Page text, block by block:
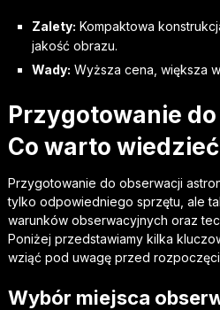
Zalety: Kompaktowa
jakość obrazu.
Wady: Wyższa cena, większa
Przygotowanie
Co warto
Przygotowanie do obserwacji
tylko odpowiedniego sprzętu, ale
warunków obserwacyjnych oraz
Poniżej przedstawiamy kilka
wziąć pod uwagę przed
Wybór miejsca